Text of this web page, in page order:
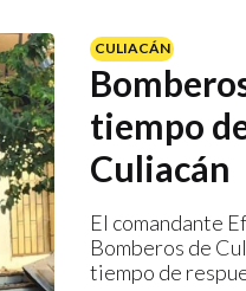
CULIACÁN
tiempo
Culiacán
El comandante
Bomberos de
tiempo de